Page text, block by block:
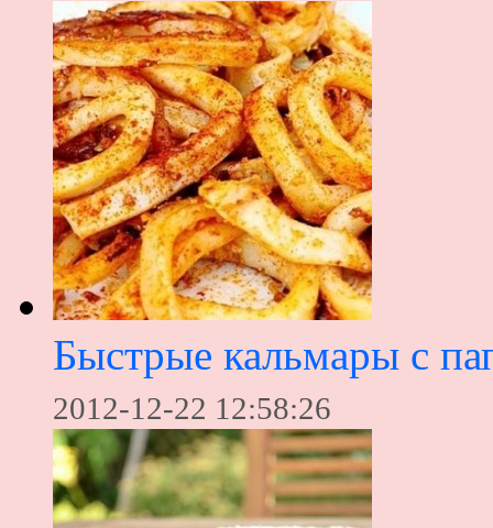
Быстрые кальмары с
2012-12-22 12:58:26